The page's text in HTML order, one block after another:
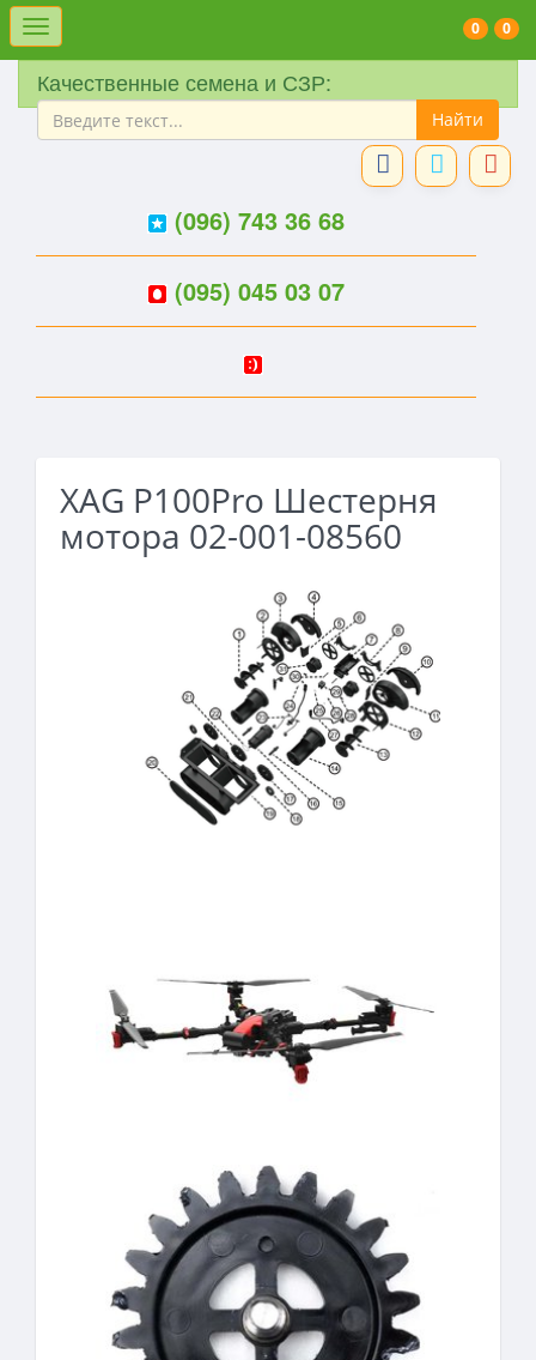
Меню 0
0
Качественные семена и СЗР:
(096) 743 36 68
(095) 045 03 07
XAG P100Pro Шестерня
мотора 02-001-08560